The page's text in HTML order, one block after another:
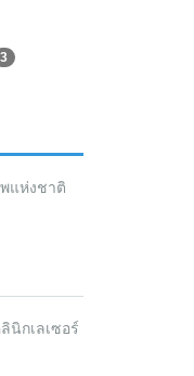
3
แห่งชาติ
นิกเลเซอร์